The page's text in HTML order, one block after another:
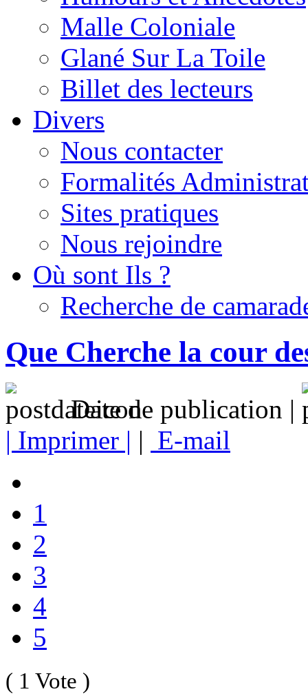
Malle Coloniale
Glané Sur La Toile
Billet des lecteurs
Divers
Nous contacter
Formalités
Sites pratiques
Nous rejoindre
Où sont Ils ?
Recherche de
Que Cherche la cour
Date de publication |
| Imprimer | | E-mail
1
2
3
4
5
( 1 Vote )